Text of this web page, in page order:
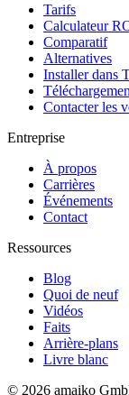
Tarifs
Calculateur
Comparatif
Alternatives
Installer dans
Contacter les
Entreprise
À propos
Carrières
Événements
Contact
Ressources
Blog
Quoi de neuf
Vidéos
Faits
Arrière-plans
Livre blanc
© 2026 amaiko